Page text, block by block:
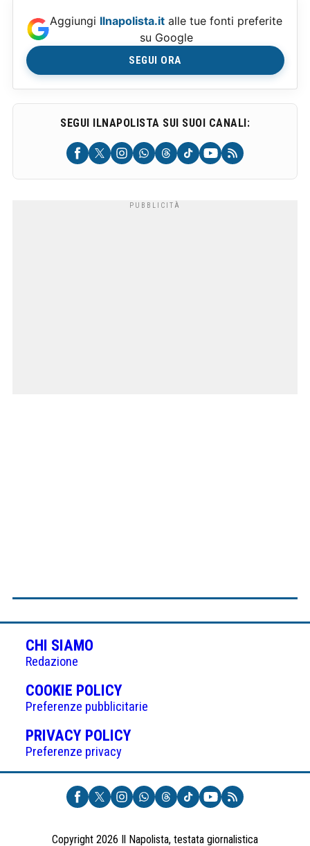
Aggiungi Ilnapolista.it alle tue fonti preferite
su Google
SEGUI ORA
SEGUI ILNAPOLISTA SUI SUOI CANALI:
CHI SIAMO
Redazione
COOKIE POLICY(APRE
IN
UNA
NUOVA
Preferenze pubblicitarie
PRIVACY POLICY(APRE
UNA
NUOVA
SCHEDA)
Preferenze privacy
Copyright 2026 Il Napolista, testata giornalistica